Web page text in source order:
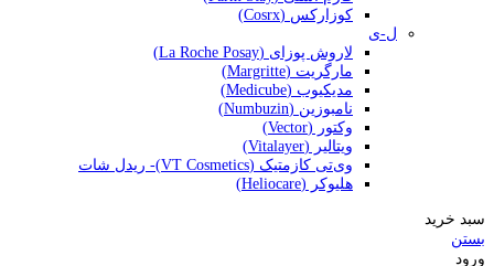
کوزارکس (Cosrx)
ل-ی
لاروش پوزای (La Roche Posay)
مارگریت (Margritte)
مدیکیوب (Medicube)
نامبوزین (Numbuzin)
وکتور (Vector)
ویتالیر (Vitalayer)
وی‌تی کازمتیک (VT Cosmetics)- ریدل شات
هلیوکر (Heliocare)
سبد خرید
بستن
ورود